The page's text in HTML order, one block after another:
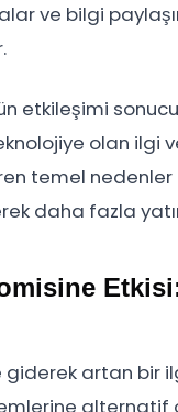
ve bilgi
etkileşimi
olan ilgi
temel
daha fazla
artan bir